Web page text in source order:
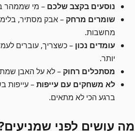
נוסעים בקצב שלכם – מי שממהר
שומרים מרחק – אבק מסתיר,
מחשבות.
עומדים נכון – כשצריך, עוברים
יותר.
מסתכלים רחוק – לא על האבן
לא משחקים עם עייפות
ברגע הכי לא מתאים.